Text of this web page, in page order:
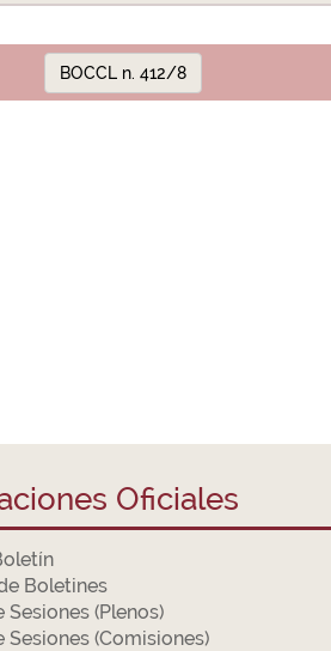
BOCCL n. 412/8
Oficiales
Boletines
Sesiones (Plenos)
Sesiones (Comisiones)